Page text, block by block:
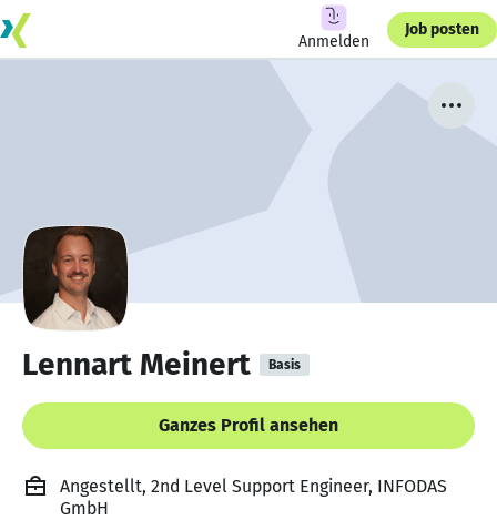
Anmelden
Job posten
Lennart Meinert Basis
Ganzes Profil ansehen
Angestellt, 2nd Level Support Engineer, INFODAS
GmbH